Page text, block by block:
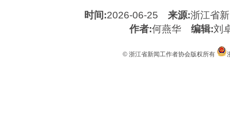
时间:2026-06-25 来源:浙江省
作者:何燕华 编辑:刘
© 浙江省新闻工作者协会版权所有